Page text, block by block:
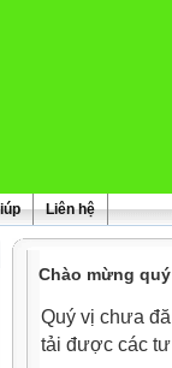
Liên hệ
Chào mừng
Quý vị chưa
tải được các